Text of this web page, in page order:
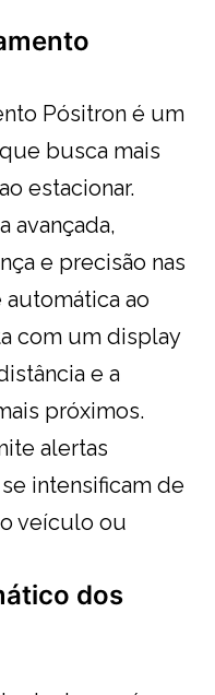
Pósitron é um
busca mais
estacionar.
avançada,
e precisão nas
automática ao
com um display
e a
próximos.
alertas
intensificam de
veículo ou
dos